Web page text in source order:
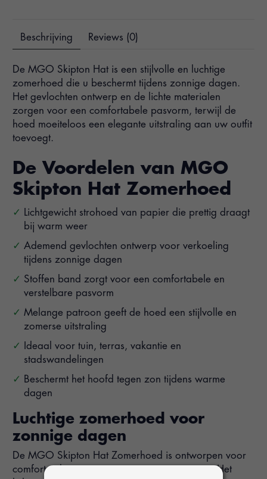
Beschrijving Reviews (0)
De MGO Skipton Hat is een stijlvolle en luchtige
zomerhoed die u beschermt tijdens zonnige dagen.
Het gevlochten ontwerp en de lichte materialen
zorgen voor een comfortabele pasvorm, terwijl de
hoed moeiteloos een elegante uitstraling aan uw outfit
toevoegt.
De Voordelen van MGO
Skipton Hat Zomerhoed
Lichtgewicht strohoed van papier die prettig draagt
bij warm weer
Ademend gevlochten ontwerp voor verkoeling
tijdens zonnige dagen
Stoffen band zorgt voor een comfortabele en
verstelbare pasvorm
Melange patroon geeft de hoed een stijlvolle en
zomerse uitstraling
Ideaal voor tuin, terras, vakantie en
stadswandelingen
Beschermt het hoofd tegen zon tijdens warme
dagen
Luchtige zomerhoed voor
zonnige dagen
De MGO Skipton Hat Zomerhoed is ontworpen voor
comfort tijdens warme en zonnige momenten. Het